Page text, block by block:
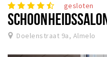
gesloten
Doelenstraat 9a, Almelo